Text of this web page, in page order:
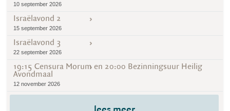
10 september 2026
Israëlavond 2
15 september 2026
Israëlavond 3
22 september 2026
19:15 Censura Morum en 20:00 Bezinningsuur Heilig
Avondmaal
12 november 2026